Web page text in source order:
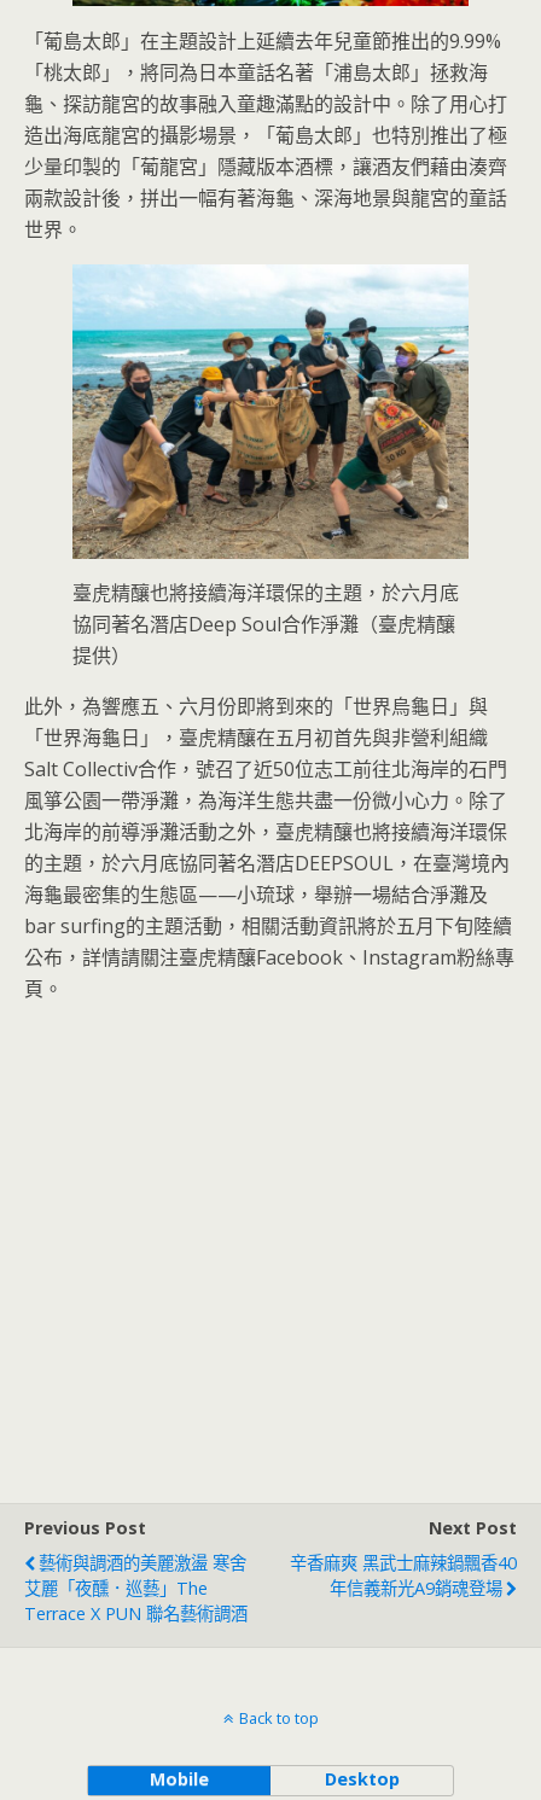
「葡島太郎」在主題設計上延續去年兒童節推出的9.99%
「桃太郎」，將同為日本童話名著「浦島太郎」拯救海
龜、探訪龍宮的故事融入童趣滿點的設計中。除了用心打
造出海底龍宮的攝影場景，「葡島太郎」也特別推出了極
少量印製的「葡龍宮」隱藏版本酒標，讓酒友們藉由湊齊
兩款設計後，拼出一幅有著海龜、深海地景與龍宮的童話
世界。
臺虎精釀也將接續海洋環保的主題，於六月底
協同著名潛店Deep Soul合作淨灘（臺虎精釀
提供）
此外，為響應五、六月份即將到來的「世界烏龜日」與
「世界海龜日」，臺虎精釀在五月初首先與非營利組織
Salt Collectiv合作，號召了近50位志工前往北海岸的石門
風箏公園一帶淨灘，為海洋生態共盡一份微小心力。除了
北海岸的前導淨灘活動之外，臺虎精釀也將接續海洋環保
的主題，於六月底協同著名潛店DEEPSOUL，在臺灣境內
海龜最密集的生態區——小琉球，舉辦一場結合淨灘及
bar surfing的主題活動，相關活動資訊將於五月下旬陸續
公布，詳情請關注臺虎精釀Facebook、Instagram粉絲專
頁。
Previous Post
藝術與調酒的美麗激盪 寒舍
艾麗「夜醺．巡藝」The
Terrace X PUN 聯名藝術調酒
Next Post
辛香麻爽 黑武士麻辣鍋飄香40
年信義新光A9銷魂登場
Back to top
Mobile Desktop